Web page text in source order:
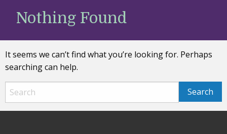
Forrest
Nothing Found
It seems we can’t find what you’re looking for. Perhaps
searching can help.